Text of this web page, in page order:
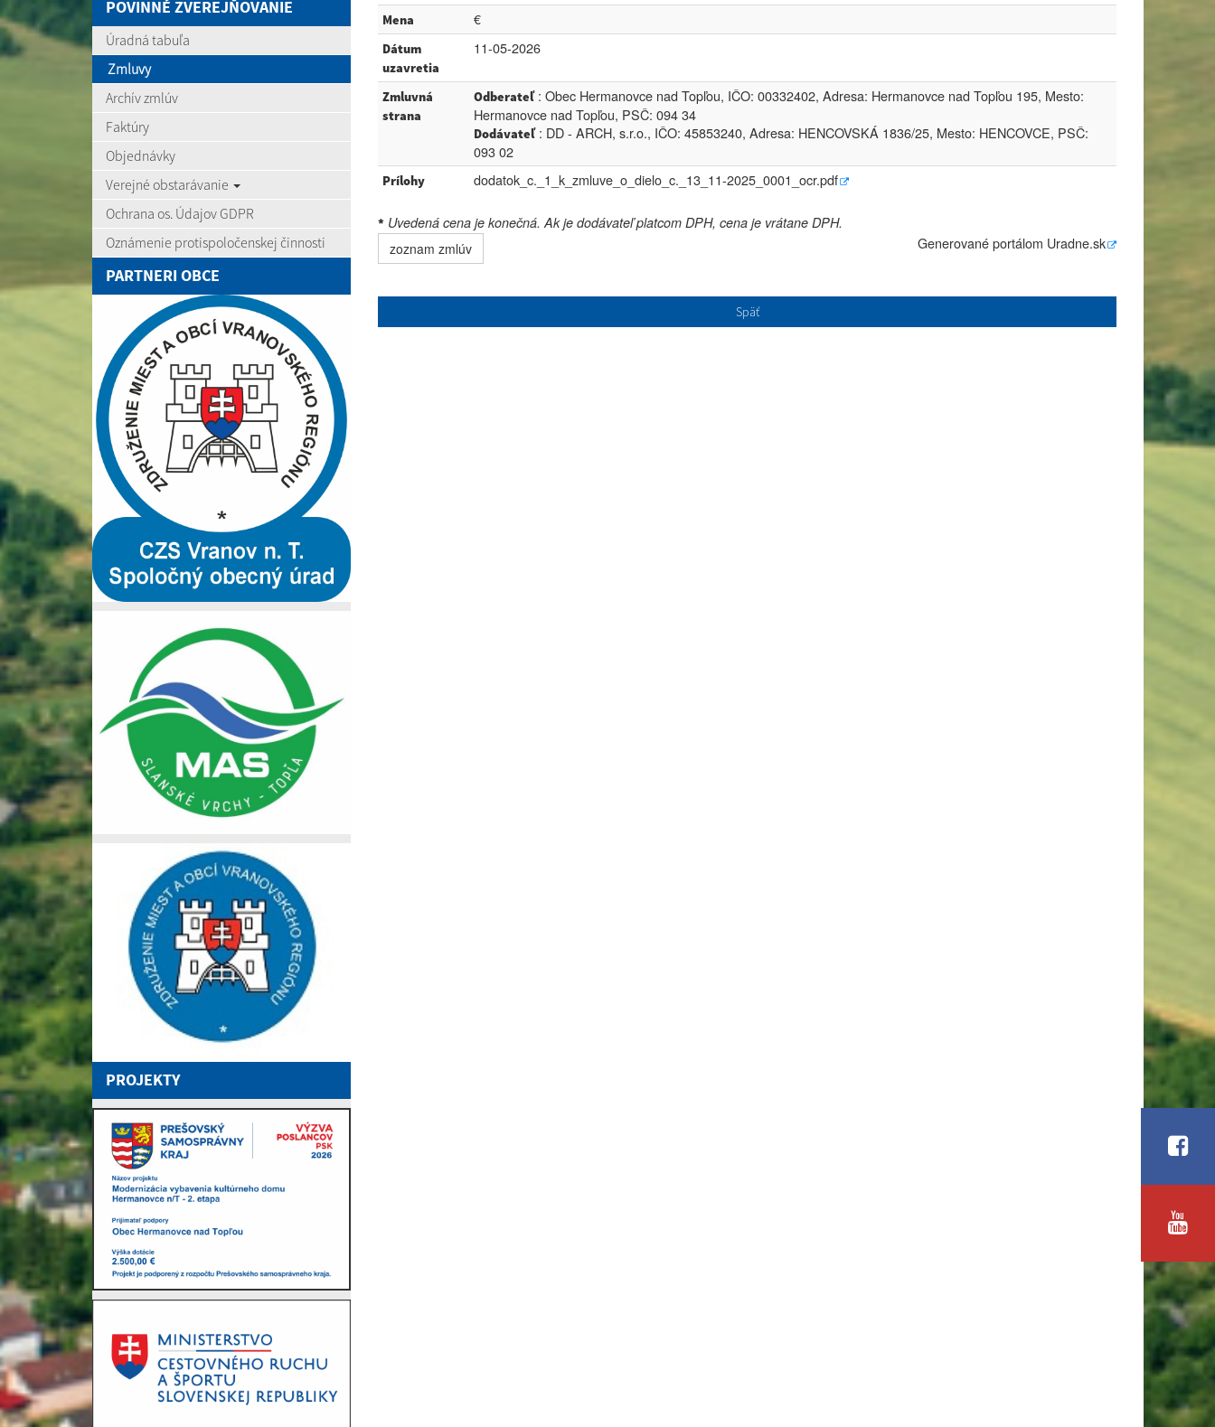
POVINNÉ ZVEREJŇOVANIE
Úradná tabuľa
Zmluvy
Archív zmlúv
Faktúry
Objednávky
Verejné obstarávanie
Ochrana os. Údajov GDPR
Oznámenie protispoločenskej činnosti
PARTNERI OBCE
PROJEKTY
Mena €
Dátum
uzavretia
11-05-2026
Zmluvná
strana
Odberateľ: Obec Hermanovce nad Topľou, IČO: 00332402, Adresa: Hermanovce nad Topľou 195, Mesto:
Hermanovce nad Topľou, PSČ: 094 34
Dodávateľ: DD - ARCH, s.r.o., IČO: 45853240, Adresa: HENCOVSKÁ 1836/25, Mesto: HENCOVCE, PSČ:
093 02
Prílohy dodatok_c._1_k_zmluve_o_dielo_c._13_11-2025_0001_ocr.pdf
*Uvedená cena je konečná. Ak je dodávateľ platcom DPH, cena je vrátane DPH.
zoznam zmlúv
Generované portálom Uradne.sk
Späť